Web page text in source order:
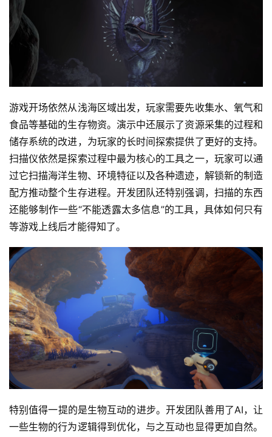
游戏开场依然从浅海区域出发，玩家需要先收集水、氧气和
食品等基础的生存物资。演示中还展示了资源采集的过程和
储存系统的改进，为玩家的长时间探索提供了更好的支持。
扫描仪依然是探索过程中最为核心的工具之一，玩家可以通
过它扫描海洋生物、环境特征以及各种遗迹，解锁新的制造
配方推动整个生存进程。开发团队还特别强调，扫描的东西
还能够制作一些“不能透露太多信息”的工具，具体如何只有
等游戏上线后才能得知了。
特别值得一提的是生物互动的进步。开发团队善用了AI，让
一些生物的行为逻辑得到优化，与之互动也显得更加自然。